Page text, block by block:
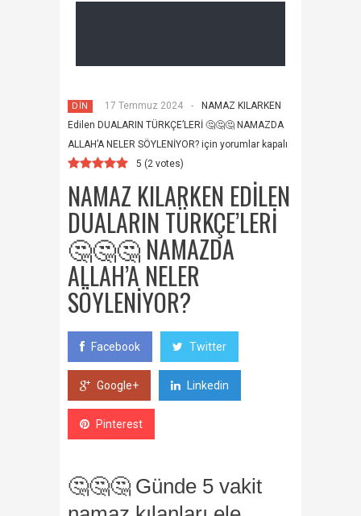
DİN 17 Temmuz 2024 -
NAMAZ KILARKEN
Edilen DUALARIN TÜRKÇE’LERİ 🤔🤔🤔 NAMAZDA
ALLAH’A NELER SÖYLENİYOR? için yorumlar kapalı
5 (2 votes)
NAMAZ KILARKEN EDILEN
DUALARIN TÜRKÇE’LERİ
🤔🤔🤔 NAMAZDA
ALLAH’A NELER
SÖYLENİYOR?
Facebook Twitter
Google+ Linkedin
Pinterest
🤔🤔🤔 Günde 5 vakit